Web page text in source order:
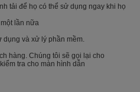
tải để họ có thể sử dụng ngay khi họ
lần nữa
dụng và xử lý phần mềm.
hàng. Chúng tôi sẽ gọi lại cho
tra cho màn hình dẫn